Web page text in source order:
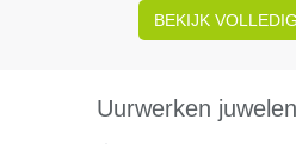
BEKIJK
Uurwerken